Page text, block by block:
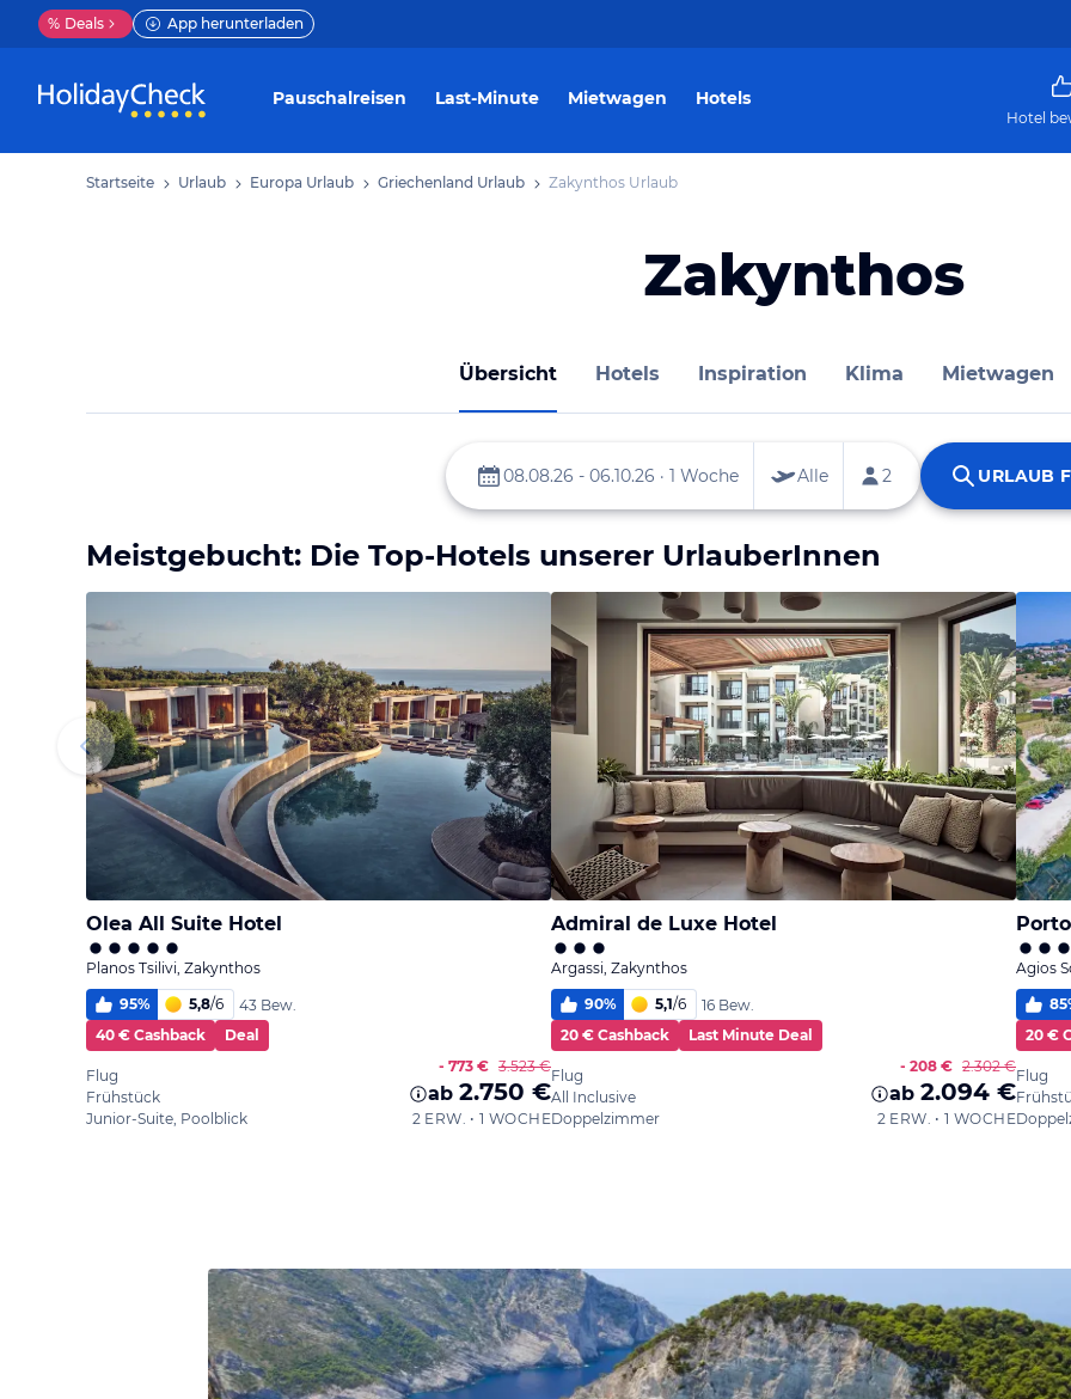
% Deals App herunterladen
Pauschalreisen Last-Minute Mietwagen Hotels
Hotel
Startseite Urlaub Europa Urlaub Griechenland Urlaub Zakynthos Urlaub
Zakynthos
Übersicht Hotels Inspiration Klima Mietwagen
Meistgebucht: Die Top-Hotels unserer UrlauberInnen
Olea All Suite Hotel
Planos Tsilivi, Zakynthos
95% 5,8/6
43 Bew.
40 € Cashback
Deal
Flug
Frühstück
Junior-Suite, Poolblick
- 773 € 3.523 €
ab 2.750 €
2 ERW. • 1 WOCHE
Admiral de Luxe Hotel
Argassi, Zakynthos
90% 5,1/6
16 Bew.
20 € Cashback
Last Minute Deal
Flug
All Inclusive
Doppelzimmer
- 208 € 2.302 €
ab 2.094 €
2 ERW. • 1 WOCHE
Agios
85
20 €
Flug